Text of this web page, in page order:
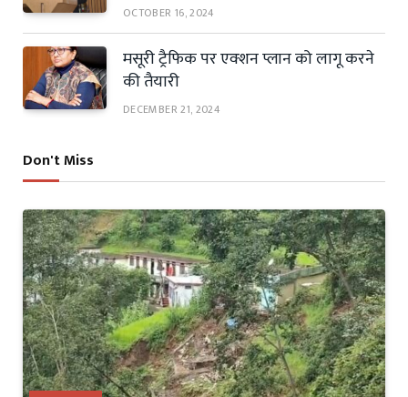
OCTOBER 16, 2024
मसूरी ट्रैफिक पर एक्शन प्लान को लागू करने
की तैयारी
DECEMBER 21, 2024
Don't Miss